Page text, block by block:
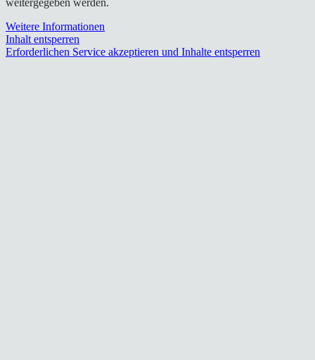
Weitere Informationen
Inhalt entsperren
Erforderlichen Service akzeptieren und Inhalte entsperren